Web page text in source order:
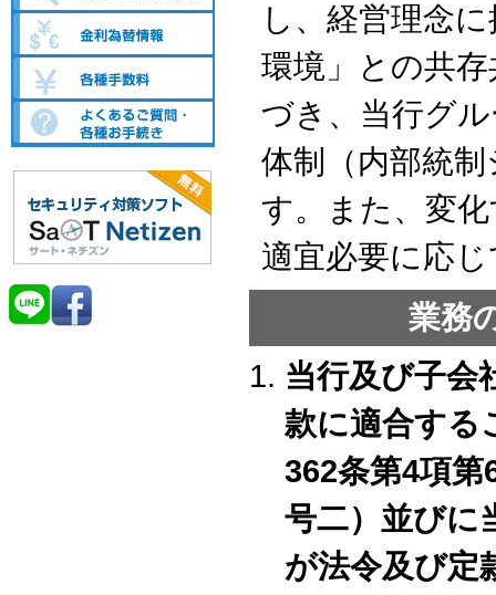
し、経営理念
環境」との共
づき、当行グ
体制（内部統
す。また、変
適宜必要に応
業務
当行及び子会
款に適合する
362条第4項第
号二）並びに
が法令及び定